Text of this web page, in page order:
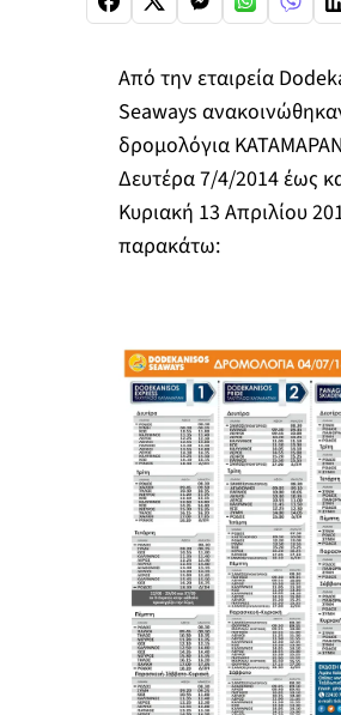
Από την εταιρεία
Seaways
δρομολόγια
Δευτέρα 7/4/2014 έως
Κυριακή 13 Απριλίου
παρακάτω: